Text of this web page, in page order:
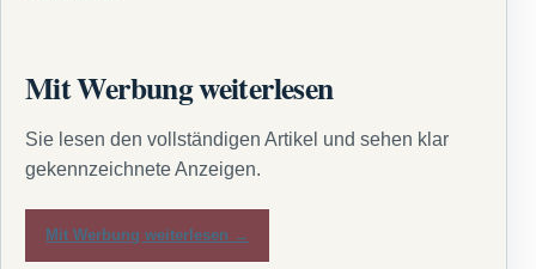
Mit Werbung weiterlesen
Sie lesen den vollständigen Artikel und sehen klar
gekennzeichnete Anzeigen.
Mit Werbung weiterlesen →